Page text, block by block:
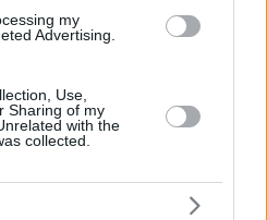
my
Advertising.
Use,
Sharing of my
with the
collected.
του κάστρου Σολιτύντ
της Γερμανίας.
Δημιουργίας| Μάιος –